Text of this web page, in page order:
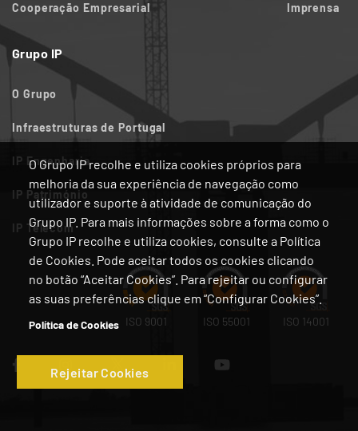
O Grupo IP recolhe e utiliza cookies próprios para
melhoria da sua experiência de navegação como
utilizador e suporte à atividade de comunicação do
Grupo IP. Para mais informações sobre a forma como o
Grupo IP recolhe e utiliza cookies, consulte a Política
de Cookies. Pode aceitar todos os cookies clicando
no botão “Aceitar Cookies”. Para rejeitar ou configurar
as suas preferências clique em “Configurar Cookies”.
Política de Cookies
Rejeitar Cookies
Cooperação Empresarial Imprensa
Grupo IP
O Grupo
Infraestruturas de Portugal
IP Engenharia
IP Património
IP Telecom
ISO 9001 ISO 55001 ISO 14001